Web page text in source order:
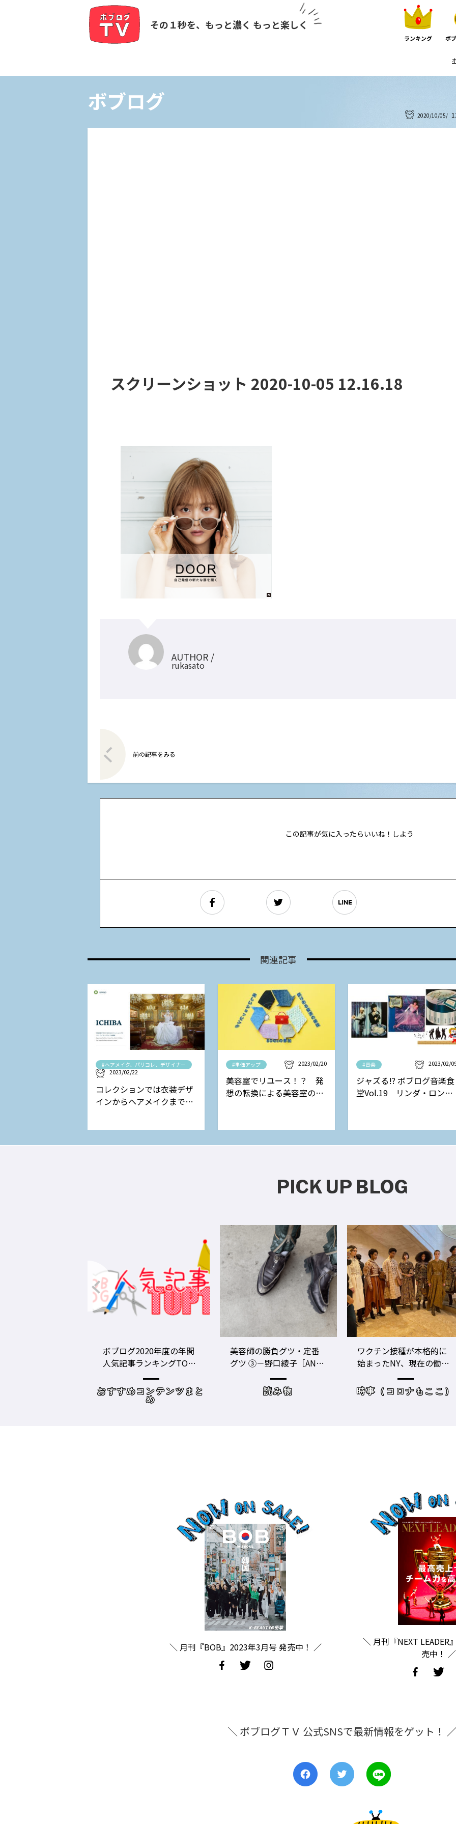
その１秒を、もっと濃く もっと楽しく
ランキング ボ
ボブログ
2020/10/05/
スクリーンショット 2020-10-05 12.16.18
AUTHOR /
rukasato
前の記事をみる
この記事が気に入ったらいいね！しよう
関連記事
#ヘアメイク、パリコレ、デザイナー
2023/02/22
コレクションでは衣装デザ
インからヘアメイクまで担
#単価アップ 2023/02/20
美容室でリユース！？ 発
想の転換による美容室の新
#音楽 2023/02/
ジャズる!? ボブログ音楽食
堂Vol.19 リンダ・ロンシ
PICK UP BLOG
美容師の勝負グツ・定番
グツ ③－野口綾子［AND
THE BRICKS（アンドザブ
リックス）／神奈川県鎌
倉市］の場合－
読み物
ワクチン接種が本格的に
始まったNY、現在の働き
方＆街の様子
時事（コロナもここ）
美容師のビジネスパフォ
ーマンスをあげる！ ト
レーニングジムに潜入
サロンワーク・売り上
＼ 月刊『BOB』2023年3月号 発売中！ ／
＼ 月刊『NEXT LEADER
売中！ ／
＼ ボブログＴＶ 公式SNSで最新情報をゲット！